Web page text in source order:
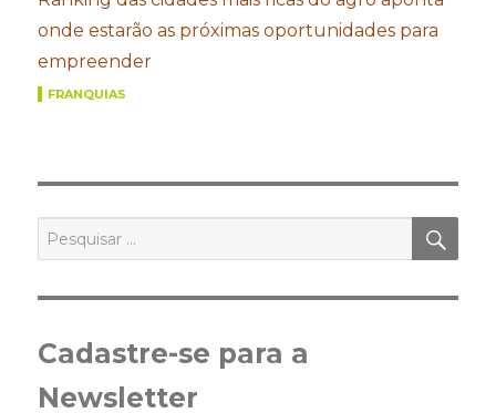
onde estarão as próximas oportunidades para
empreender
FRANQUIAS
por:
Cadastre-se para a
Newsletter